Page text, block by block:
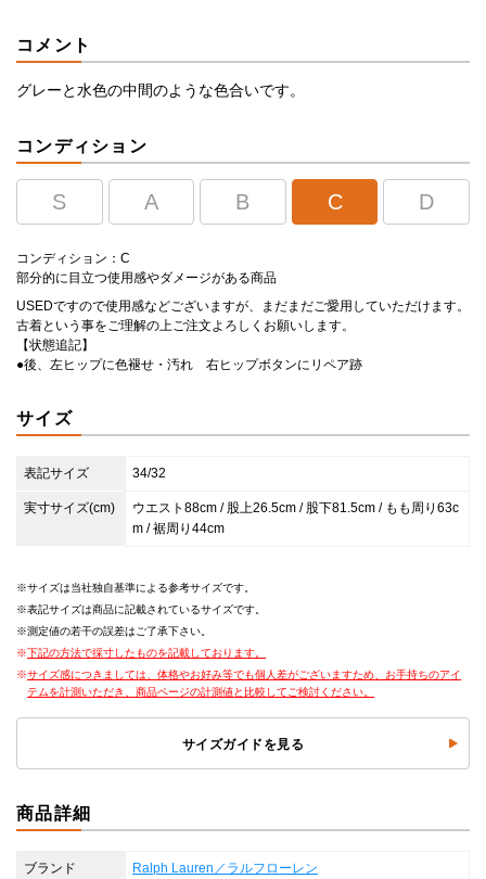
コメント
グレーと水色の中間のような色合いです。
コンディション
S A B C D
コンディション：C
部分的に目立つ使用感やダメージがある商品
USEDですので使用感などございますが、まだまだご愛用していただけます。
古着という事をご理解の上ご注文よろしくお願いします。
【状態追記】
●後、左ヒップに色褪せ・汚れ 右ヒップボタンにリペア跡
サイズ
表記サイズ 34/32
実寸サイズ(cm)
ウエスト88cm / 股上26.5cm / 股下81.5cm / もも周り63c
m / 裾周り44cm
サイズは当社独自基準による参考サイズです。
表記サイズは商品に記載されているサイズです。
測定値の若干の誤差はご了承下さい。
下記の方法で採寸したものを記載しております。
サイズ感につきましては、体格やお好み等でも個人差がございますため、お手持ちのアイ
テムを計測いただき、商品ページの計測値と比較してご検討ください。
サイズガイドを見る
商品詳細
ブランド Ralph Lauren／ラルフローレン